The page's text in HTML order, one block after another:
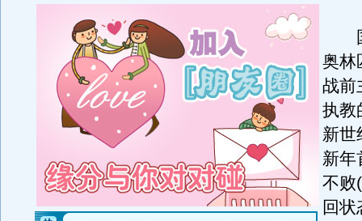
国
奥林
战前
执教
新世
新年
不败
回